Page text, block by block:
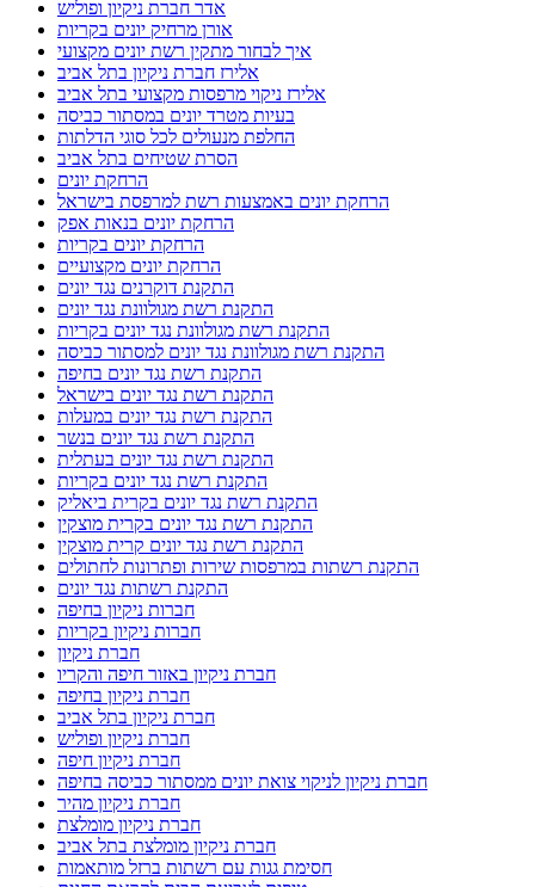
אדר חברת ניקיון ופוליש
אורן מרחיק יונים בקריות
איך לבחור מתקין רשת יונים מקצועי
אלירז חברת ניקיון בתל אביב
אלירז ניקוי מרפסות מקצועי בתל אביב
בעיות מטרד יונים במסתור כביסה
החלפת מנעולים לכל סוגי הדלתות
הסרת שטיחים בתל אביב
הרחקת יונים
הרחקת יונים באמצעות רשת למרפסת בישראל
הרחקת יונים בנאות אפק
הרחקת יונים בקריות
הרחקת יונים מקצועיים
התקנת דוקרנים נגד יונים
התקנת רשת מגולוונת נגד יונים
התקנת רשת מגולוונת נגד יונים בקריות
התקנת רשת מגולוונת נגד יונים למסתור כביסה
התקנת רשת נגד יונים בחיפה
התקנת רשת נגד יונים בישראל
התקנת רשת נגד יונים במעלות
התקנת רשת נגד יונים בנשר
התקנת רשת נגד יונים בעתלית
התקנת רשת נגד יונים בקריות
התקנת רשת נגד יונים בקרית ביאליק
התקנת רשת נגד יונים בקרית מוצקין
התקנת רשת נגד יונים קרית מוצקין
התקנת רשתות במרפסות שירות ופתרונות לחתולים
התקנת רשתות נגד יונים
חברות ניקיון בחיפה
חברות ניקיון בקריות
חברת ניקיון
חברת ניקיון באזור חיפה והקריו
חברת ניקיון בחיפה
חברת ניקיון בתל אביב
חברת ניקיון ופוליש
חברת ניקיון חיפה
חברת ניקיון לניקוי צואת יונים ממסתור כביסה בחיפה
חברת ניקיון מהיר
חברת ניקיון מומלצת
חברת ניקיון מומלצת בתל אביב
חסימת גגות עם רשתות ברזל מותאמות